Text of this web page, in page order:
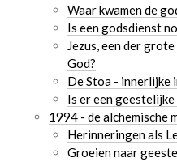
Waar kwamen de
Is een godsdienst
Jezus, een der
God?
De Stoa - innerlijke
Is er een
1994 - de alchemische
Herinneringen als
Groeien naar